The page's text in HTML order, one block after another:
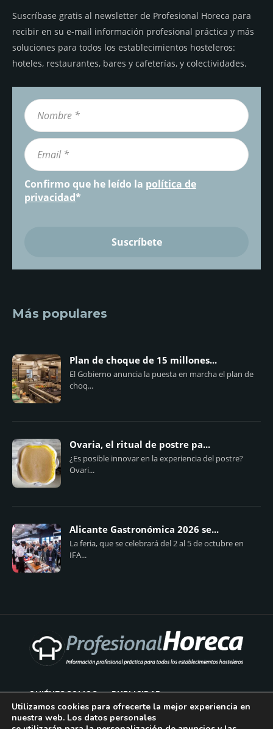
Suscríbase gratis al newsletter de Profesional Horeca para
recibir en su e-mail información profesional práctica y más
soluciones para todos los establecimientos hosteleros:
hoteles, restaurantes, bares y cafeterías, y colectividades.
Confirmo que he leído la política de
privacidad*
Más populares
Plan de choque de 15 millones...
El Gobierno anuncia la puesta en marcha el plan de
choq...
Ovaria, el ritual de postre pa...
¿Es posible innovar en la experiencia del postre?
Ovari...
Alicante Gastronómica 2026 se...
La feria, que se celebrará del 2 al 5 de octubre en
IFA...
QUIÉNES SOMOS PUBLICIDAD
AVISO LEGAL
Utilizamos cookies para ofrecerte la mejor experiencia en
nuestra web. Los datos personales